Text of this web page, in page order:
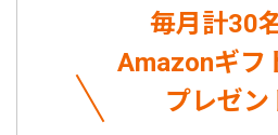
毎月計30
Amazonギフ
プレゼン